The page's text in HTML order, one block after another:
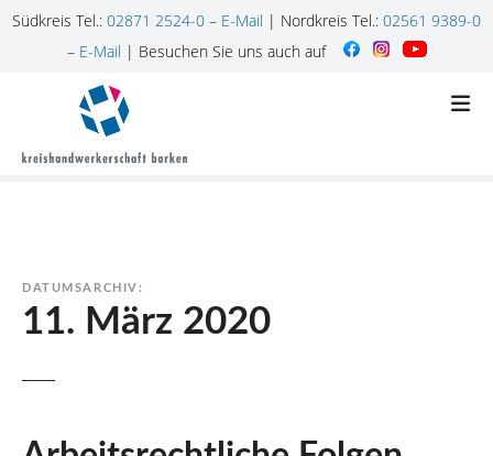
Südkreis Tel.: 02871 2524-0 – E-Mail | Nordkreis Tel.: 02561 9389-0
– E-Mail | Besuchen Sie uns auch auf
DATUMSARCHIV:
11. März 2020